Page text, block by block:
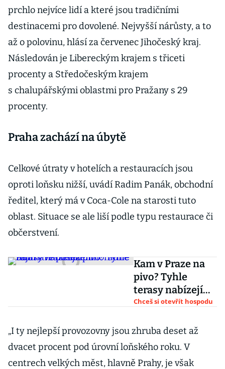
prchlo nejvíce lidí a které jsou tradičními
destinacemi pro dovolené. Nejvyšší nárůsty, a to
až o polovinu, hlásí za červenec Jihočeský kraj.
Následován je Libereckým krajem s třiceti
procenty a Středočeským krajem
s chalupářskými oblastmi pro Pražany s 29
procenty.
Praha zachází na úbytě
Celkové útraty v hotelích a restauracích jsou
oproti loňsku nižší, uvádí Radim Panák, obchodní
ředitel, který má v Coca-Cole na starosti tuto
oblast. Situace se ale liší podle typu restaurace či
občerstvení.
Kam v Praze na
pivo? Tyhle
terasy nabízejí
mimořádně
posezení
Chceš si otevřít hospodu
„I ty nejlepší provozovny jsou zhruba deset až
dvacet procent pod úrovní loňského roku. V
centrech velkých měst, hlavně Prahy, je však